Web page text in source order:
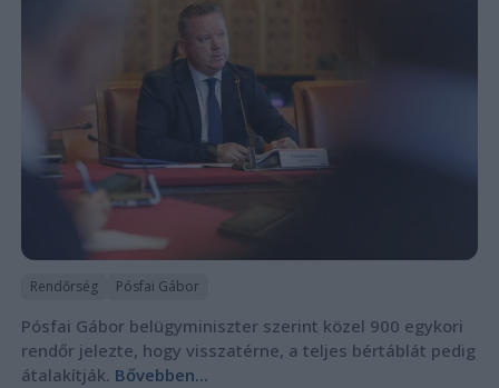
Rendőrség Pósfai Gábor
Pósfai Gábor belügyminiszter szerint közel 900 egykori
rendőr jelezte, hogy visszatérne, a teljes bértáblát pedig
átalakítják. Bővebben...